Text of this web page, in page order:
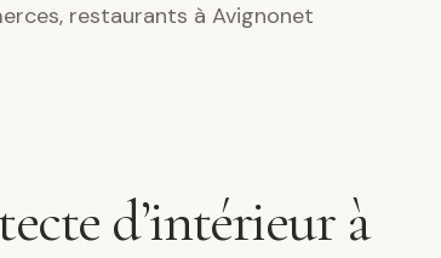
restaurants à Avignonet
d’intérieur à